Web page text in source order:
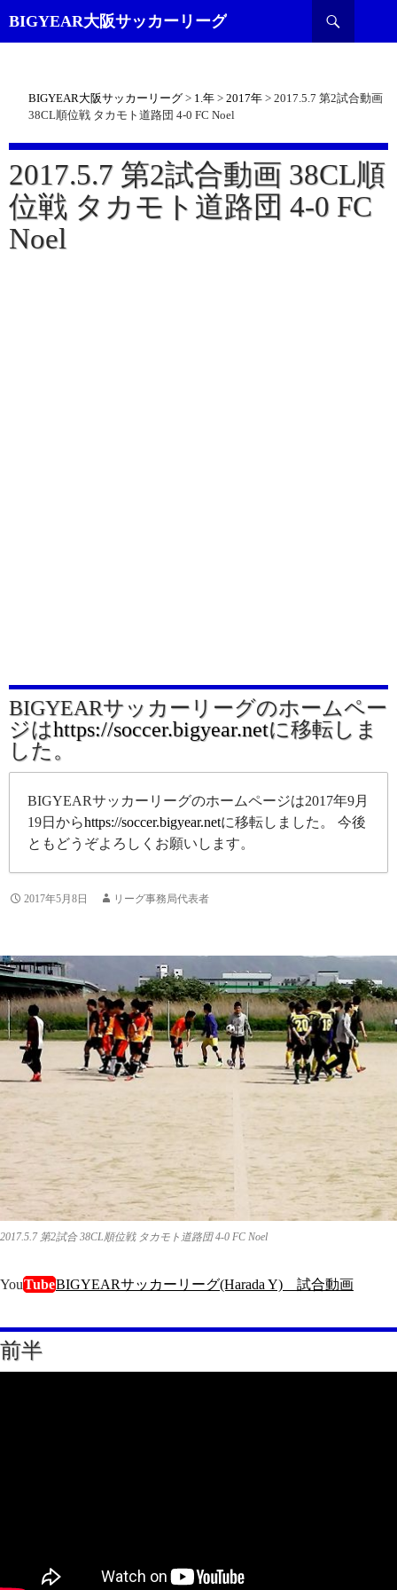
BIGYEAR大阪サッカーリーグ
索
BIGYEAR大阪サッカーリーグ > 1.年 > 2017年 > 2017.5.7 第2試合動画
38CL順位戦 タカモト道路団 4-0 FC Noel
2017.5.7 第2試合動画 38CL順
位戦 タカモト道路団 4-0 FC
Noel
BIGYEARサッカーリーグのホームペー
ジはhttps://soccer.bigyear.netに移転しま
した。
BIGYEARサッカーリーグのホームページは2017年9月
19日からhttps://soccer.bigyear.netに移転しました。 今後
ともどうぞよろしくお願いします。
2017年5月8日 リーグ事務局代表者
2017.5.7 第2試合 38CL順位戦 タカモト道路団 4-0 FC Noel
YouTubeBIGYEARサッカーリーグ(Harada Y) 試合動画
前半